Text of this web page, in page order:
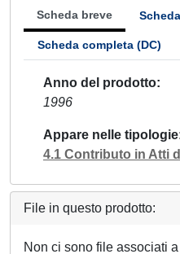
Scheda breve
Scheda completa (DC)
Anno del prodotto
1996
Appare nelle tipologie
4.1 Contributo in Atti
File in questo prodotto:
Non ci sono file associati